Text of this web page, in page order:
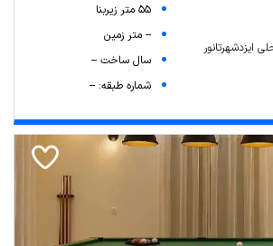
55 متر زیربنا
-- متر زمین
سال ساخت --
شماره طبقه: --